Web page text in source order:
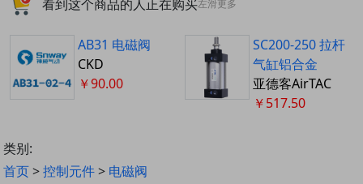
看到这个商品的人正在购买左滑更多
AB31 电磁阀
CKD
￥90.00
SC200-250 拉杆
气缸铝合金
亚德客AirTAC
￥517.50
类别:
首页>控制元件> 电磁阀